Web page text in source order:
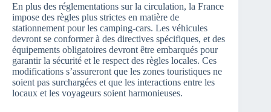
En plus des réglementations sur la circulation, la France
impose des règles plus strictes en matière de
stationnement pour les camping-cars. Les véhicules
devront se conformer à des directives spécifiques, et des
équipements obligatoires devront être embarqués pour
garantir la sécurité et le respect des règles locales. Ces
modifications s’assureront que les zones touristiques ne
soient pas surchargées et que les interactions entre les
locaux et les voyageurs soient harmonieuses.